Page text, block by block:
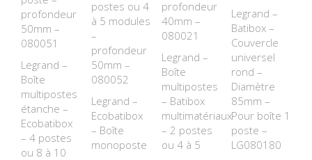
profondeur
50mm –
080051
Legrand –
Boîte
multipostes
étanche –
Ecobatibox
– 4 postes
ou 8 à 10
postes ou 4
à 5 modules
–
profondeur
50mm –
080052
Legrand –
Ecobatibox
– Boîte
monoposte
profondeur
40mm –
080021
Legrand –
Boîte
multipostes
– Batibox
multimatériaux
– 2 postes
ou 4 à 5
Legrand –
Batibox –
Couvercle
universel
rond –
Diamètre
85mm –
Pour boîte 1
poste –
LG080180